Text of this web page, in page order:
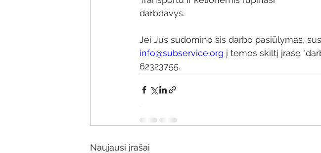
darbdavys.
Jei Jus sudomino šis darbo pasiūlymas,
info@subservice.org į temos skiltį įrašę
62323755.
Naujausi įrašai